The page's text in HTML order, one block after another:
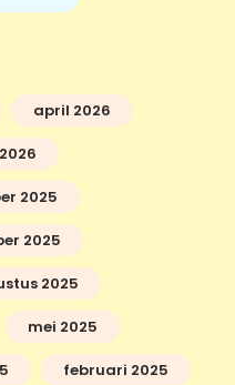
april 2026
2025
2025
2025
mei 2025
februari 2025